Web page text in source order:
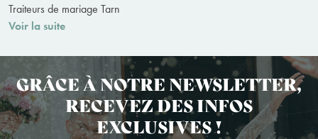
Traiteurs de mariage Tarn
Voir la suite
GRÂCE À NOTRE NEWSLETTER,
RECEVEZ DES INFOS
EXCLUSIVES !